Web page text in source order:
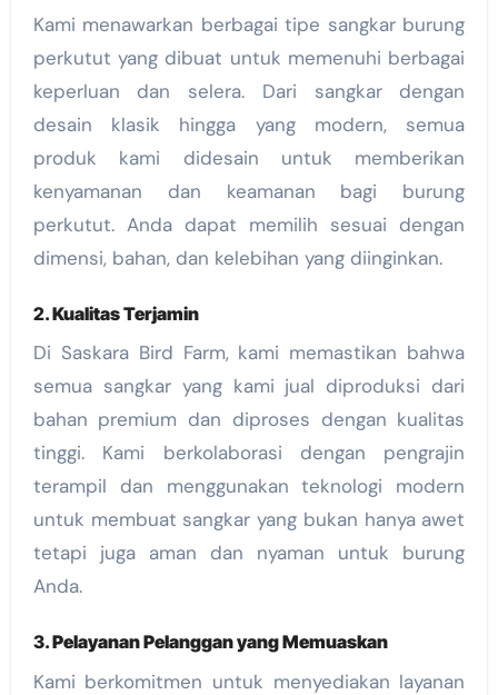
Kami menawarkan berbagai tipe sangkar burung
perkutut yang dibuat untuk memenuhi berbagai
keperluan dan selera. Dari sangkar dengan
desain klasik hingga yang modern, semua
produk kami didesain untuk memberikan
kenyamanan dan keamanan bagi burung
perkutut. Anda dapat memilih sesuai dengan
dimensi, bahan, dan kelebihan yang diinginkan.
2.Kualitas Terjamin
Di Saskara Bird Farm, kami memastikan bahwa
semua sangkar yang kami jual diproduksi dari
bahan premium dan diproses dengan kualitas
tinggi. Kami berkolaborasi dengan pengrajin
terampil dan menggunakan teknologi modern
untuk membuat sangkar yang bukan hanya awet
tetapi juga aman dan nyaman untuk burung
Anda.
3.Pelayanan Pelanggan yang Memuaskan
Kami berkomitmen untuk menyediakan layanan